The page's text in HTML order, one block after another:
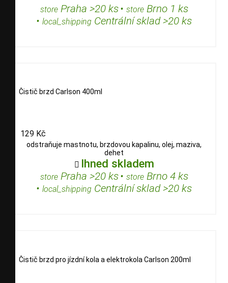
storePraha >20 ks• storeBrno 1 ks
• local_shipping Centrální sklad >20 ks
Čistič brzd Carlson 400ml
129 Kč
odstraňuje mastnotu, brzdovou kapalinu, olej, maziva,
dehet
 Ihned skladem
storePraha >20 ks• storeBrno 4 ks
• local_shipping Centrální sklad >20 ks
Čistič brzd pro jízdní kola a elektrokola Carlson 200ml